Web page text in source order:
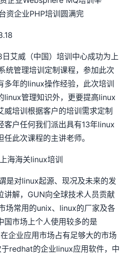
资企业PHP培训圆满完
艾威（中国）培训中心成功为上
统管理培训定制课程，参加此次
多年的linux操作经验，此次培训
linux管理知识外，更要提高linux
威培训根据客户的培训需求定制
客户任何我们派出具有13年linux
此次课程的主讲老师。
是对linux起源、现况及未来的发
讲解，GUN向全球技术人员贡献
场常用的unix、linux的厂家及各
国市场上个人使用较多的是
企业应用市场占有足够大的市场
redhat的企业linux应用软件，中